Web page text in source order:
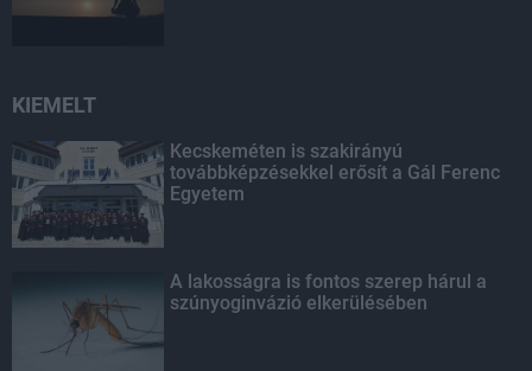
KIEMELT
Kecskeméten is szakirányú
továbbképzésekkel erősít a Gál Ferenc
Egyetem
A lakosságra is fontos szerep hárul a
szúnyoginvázió elkerülésében